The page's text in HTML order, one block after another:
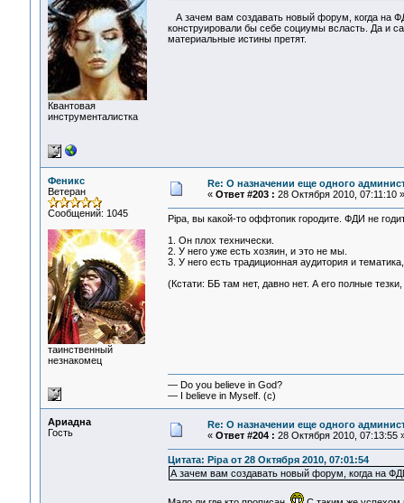
Квантовая
инструменталистка
А зачем вам создавать новый форум, когда на
конструировали бы себе социумы всласть. Да и
материальные истины претят.
Феникс
Ветеран
Сообщений: 1045
таинственный
незнакомец
Re: О назначении еще одного
« Ответ #203 : 28 Октября 2010, 07:11:10 »
Pipa, вы какой-то оффтопик городите. ФДИ не
1. Он плох технически.
2. У него уже есть хозяин, и это не мы.
3. У него есть традиционная аудитория и
(Кстати: ББ там нет, давно нет. А его полные
— Do you believe in God?
— I believe in Myself. (c)
Ариадна
Гость
Re: О назначении еще одного
« Ответ #204 : 28 Октября 2010, 07:13:55
Цитата: Pipa от 28 Октября 2010, 07:01:54
А зачем вам создавать новый форум, когда на